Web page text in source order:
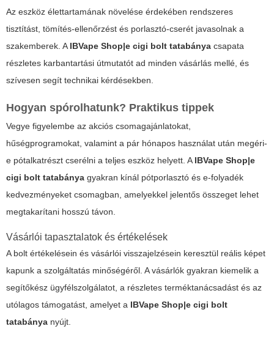
Az eszköz élettartamának növelése érdekében rendszeres
tisztítást, tömítés-ellenőrzést és porlasztó-cserét javasolnak a
szakemberek. A IBVape Shop|e cigi bolt tatabánya csapata
részletes karbantartási útmutatót ad minden vásárlás mellé, és
szívesen segít technikai kérdésekben.
Hogyan spórolhatunk? Praktikus tippek
Vegye figyelembe az akciós csomagajánlatokat,
hűségprogramokat, valamint a pár hónapos használat után megéri-
e pótalkatrészt cserélni a teljes eszköz helyett. A IBVape Shop|e
cigi bolt tatabánya gyakran kínál pótporlasztó és e-folyadék
kedvezményeket csomagban, amelyekkel jelentős összeget lehet
megtakarítani hosszú távon.
Vásárlói tapasztalatok és értékelések
A bolt értékelésein és vásárlói visszajelzésein keresztül reális képet
kapunk a szolgáltatás minőségéről. A vásárlók gyakran kiemelik a
segítőkész ügyfélszolgálatot, a részletes terméktanácsadást és az
utólagos támogatást, amelyet a IBVape Shop|e cigi bolt
tatabánya nyújt.